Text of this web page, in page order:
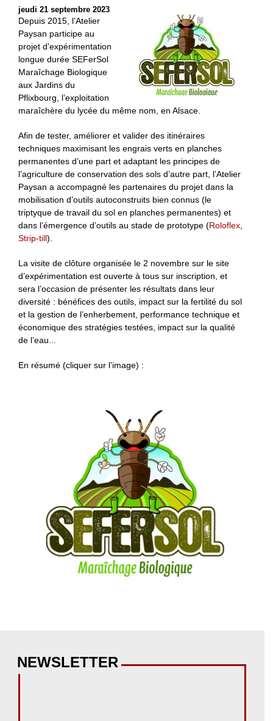
jeudi 21 septembre 2023
Depuis 2015, l’Atelier
Paysan participe au
projet d’expérimentation
longue durée SEFerSol
Maraîchage Biologique
aux Jardins du
Pflixbourg, l’exploitation
maraîchère du lycée du même nom, en Alsace.
Afin de tester, améliorer et valider des itinéraires
techniques maximisant les engrais verts en planches
permanentes d’une part et adaptant les principes de
l’agriculture de conservation des sols d’autre part, l’Atelier
Paysan a accompagné les partenaires du projet dans la
mobilisation d’outils autoconstruits bien connus (le
triptyque de travail du sol en planches permanentes) et
dans l’émergence d’outils au stade de prototype (Roloflex
Strip-till).
La visite de clôture organisée le 2 novembre sur le site
d’expérimentation est ouverte à tous sur inscription, et
sera l’occasion de présenter les résultats dans leur
diversité : bénéfices des outils, impact sur la fertilité du sol
et la gestion de l’enherbement, performance technique et
économique des stratégies testées, impact sur la qualité
de l’eau...
En résumé (cliquer sur l’image) :
NEWSLETTER